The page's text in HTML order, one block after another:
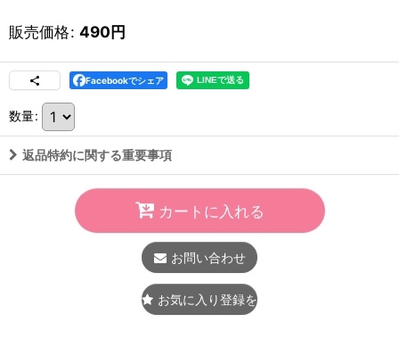
販売価格: 490円
Facebookでシェア
数量:
返品特約に関する重要事項
カートに入れる
お問い合わせ
お気に入り登録をする